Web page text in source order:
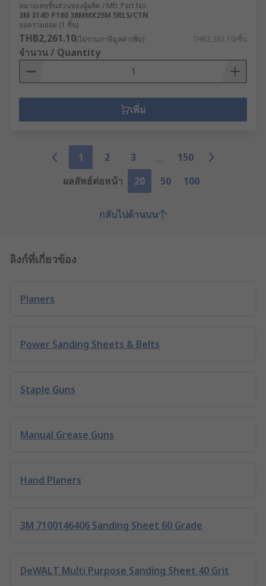
หมายเลขชิ้นส่วนของผู้ผลิต / Mfr. Part No.
3M 314D P180 38MMX25M 5RLS/CTN
ยอดรวมย่อย (1 ชิ้น)
THB2,261.10(ไม่รวมภาษีมูลค่าเพิ่ม) THB2,261.10/ชิ้น
จำนวน / Quantity
เพิ่ม
1 2 3
150
ผลลัพธ์ต่อหน้า
20 50 100
กลับไปด้านบน
ลิงก์ที่เกี่ยวข้อง
Planers
Power Sanding Sheets & Belts
Staple Guns
Manual Grease Guns
Hand Planers
3M 7100146406 Sanding Sheet 60 Grade
DeWALT Multi Purpose Sanding Sheet 40 Grit